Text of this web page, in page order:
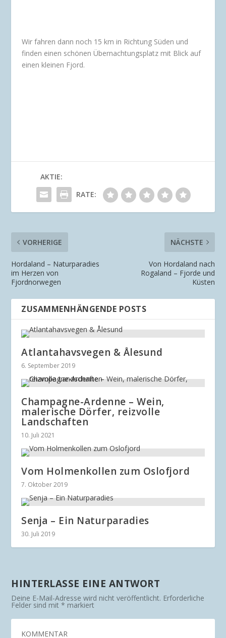
Wir fahren dann noch 15 km in Richtung Süden und
finden einen schönen Übernachtungsplatz mit Blick auf
einen kleinen Fjord.
AKTIE:
RATE:
VORHERIGE
Hordaland – Naturparadies
im Herzen von
Fjordnorwegen
NÄCHSTE
Von Hordaland nach
Rogaland – Fjorde und
Küsten
ZUSAMMENHÄNGENDE POSTS
Atlantahavsvegen & Ålesund
6. September 2019
Champagne-Ardenne – Wein,
malerische Dörfer, reizvolle
Landschaften
10. Juli 2021
Vom Holmenkollen zum Oslofjord
7. Oktober 2019
Senja – Ein Naturparadies
30. Juli 2019
HINTERLASSE EINE ANTWORT
Deine E-Mail-Adresse wird nicht veröffentlicht. Erforderliche
Felder sind mit* markiert